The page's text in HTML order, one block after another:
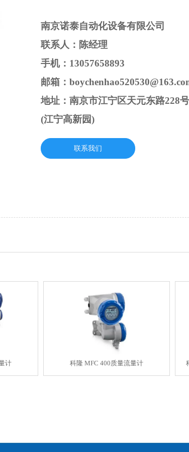
南京诺泰自动化设备有限公司
联系人：陈经理
手机：13057658893
邮箱：
地址：南京市江宁区天元东路228
(江宁高新园)
联系我们
计 科隆 MFC 400质量流量计